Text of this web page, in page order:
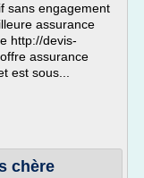
sans engagement
assurance
http://devis-
assurance
est sous...
chère